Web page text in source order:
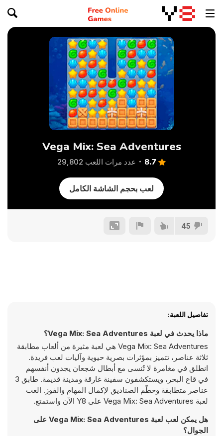
Vega Mix: Sea Adventures
8.7 عدد مرات اللعب 29,802
لعب بحجم الشاشة الكامل
45
تفاصيل اللعبة:
ماذا يحدث في لعبة Vega Mix: Sea Adventures؟
Vega Mix: Sea Adventures هي لعبة مثيرة من ألعاب مطابقة
ثلاثة عناصر، تتميز بمؤثرات بصرية حيوية وآليات لعب فريدة.
انطلق في مغامرة لا تُنسى مع أبطال شجعان يجدون أنفسهم
في قاع البحر، ويستكشفون سفينة غارقة ومدينة قديمة. طابق 3
عناصر متطابقة وحطّم الصناديق لإكمال المهام والفوز. العب
لعبة Vega Mix: Sea Adventures على Y8 الآن واستمتع.
هل يمكن لعب لعبة Vega Mix: Sea Adventures على
الجوال؟